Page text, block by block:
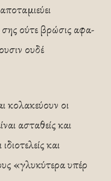
ούτε βρώσις αφα­
ουδέ
κολακεύουν οι
ασταθείς και
και
«γλυκύτερα υπέρ